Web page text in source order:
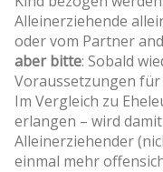
Alleinerziehende
oder vom Partner
aber bitte: Sobald
Voraussetzungen
Im Vergleich zu
erlangen – wird
Alleinerziehender
einmal mehr